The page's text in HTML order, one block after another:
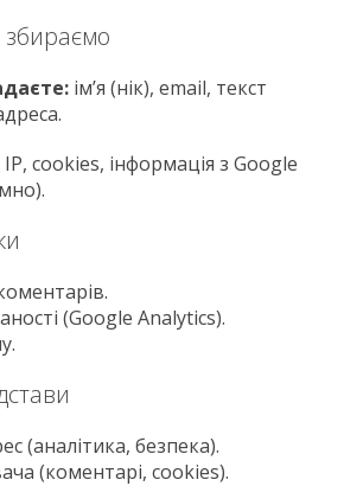
збираємо
ім’я (нік), email, текст
IP, cookies, інформація з Google
(Google Analytics).
(аналітика, безпека).
(коментарі, cookies).